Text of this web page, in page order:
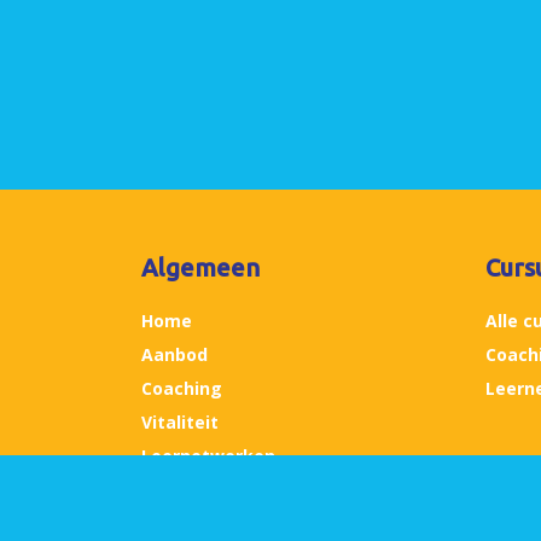
Algemeen
Home
Aanbod
Coaching
Vitaliteit
Leernetwerken
Alle